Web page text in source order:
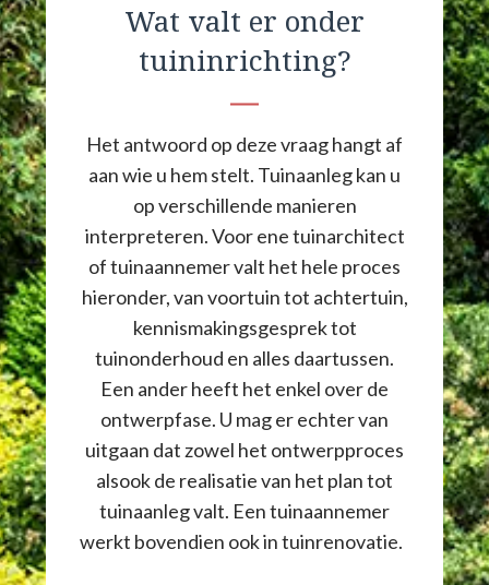
Wat valt er onder
tuininrichting?
Het antwoord op deze vraag hangt af
aan wie u hem stelt. Tuinaanleg kan u
op verschillende manieren
interpreteren. Voor ene tuinarchitect
of tuinaannemer valt het hele proces
hieronder, van voortuin tot achtertuin,
kennismakingsgesprek tot
tuinonderhoud en alles daartussen.
Een ander heeft het enkel over de
ontwerpfase. U mag er echter van
uitgaan dat zowel het ontwerpproces
alsook de realisatie van het plan tot
tuinaanleg valt. Een tuinaannemer
werkt bovendien ook in tuinrenovatie.